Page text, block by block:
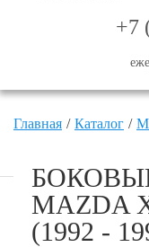
+7
Главная Каталог
MAZDA
(1992 -